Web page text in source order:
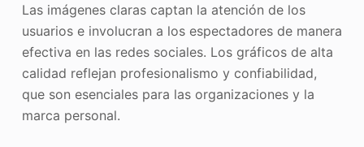
Las imágenes claras captan la atención de los
usuarios e involucran a los espectadores de manera
efectiva en las redes sociales. Los gráficos de alta
calidad reflejan profesionalismo y confiabilidad,
que son esenciales para las organizaciones y la
marca personal.